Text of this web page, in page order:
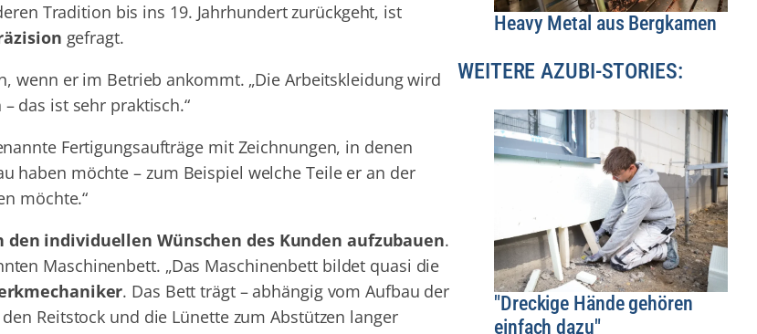
Tradition bis ins 19. Jahrhundert zurückgeht, ist
gefragt.
wenn er im Betrieb ankommt. „Die Arbeitskleidung wird
das ist sehr praktisch.“
Fertigungsaufträge mit Zeichnungen, in denen
haben möchte – zum Beispiel welche Teile er an der
möchte.“
den individuellen Wünschen des Kunden aufzubauen.
Maschinenbett. „Das Maschinenbett bildet quasi die
. Das Bett trägt – abhängig vom Aufbau der
Reitstock und die Lünette zum Abstützen langer
Heavy Metal aus Bergkamen
WEITERE AZUBI-STORIES:
"Dreckige Hände gehören
einfach dazu"